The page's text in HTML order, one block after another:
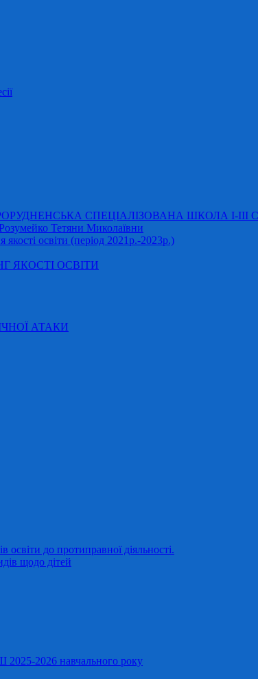
СПЕЦІАЛІЗОВАНА ШКОЛА І-
Тетяни Миколаївни
якості освіти (період 2021р.-2023р.)
ЯКОСТІ ОСВІТИ
АТАКИ
до протиправної діяльності.
щодо дітей
2025-2026 навчального року